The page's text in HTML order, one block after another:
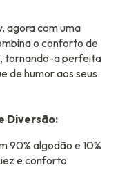
agora com uma
o conforto de
tornando-a perfeita
de humor aos seus
Diversão:
90% algodão e 10%
e conforto